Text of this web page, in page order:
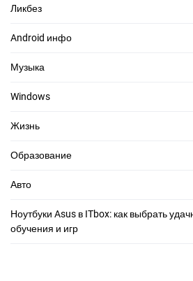
Ликбез
Android инфо
Музыка
Windows
Жизнь
Образование
Авто
Ноутбуки Asus в ITbox: как выбрать
обучения и игр